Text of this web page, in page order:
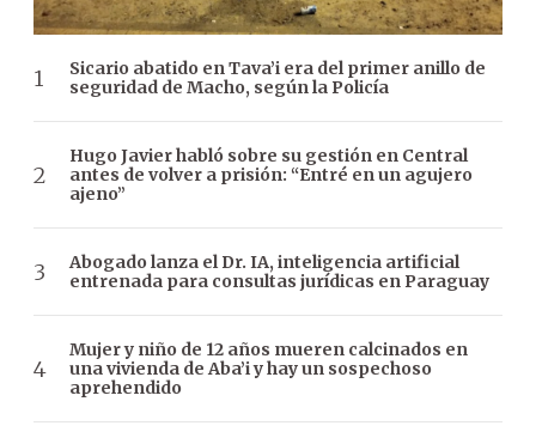
Sicario abatido en Tava’i era del primer anillo de
seguridad de Macho, según la Policía
Hugo Javier habló sobre su gestión en Central
antes de volver a prisión: “Entré en un agujero
ajeno”
Abogado lanza el Dr. IA, inteligencia artificial
entrenada para consultas jurídicas en Paraguay
Mujer y niño de 12 años mueren calcinados en
una vivienda de Aba’i y hay un sospechoso
aprehendido